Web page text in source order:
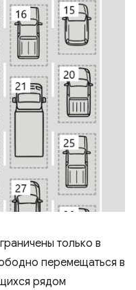
только в
перемещаться в
рядом